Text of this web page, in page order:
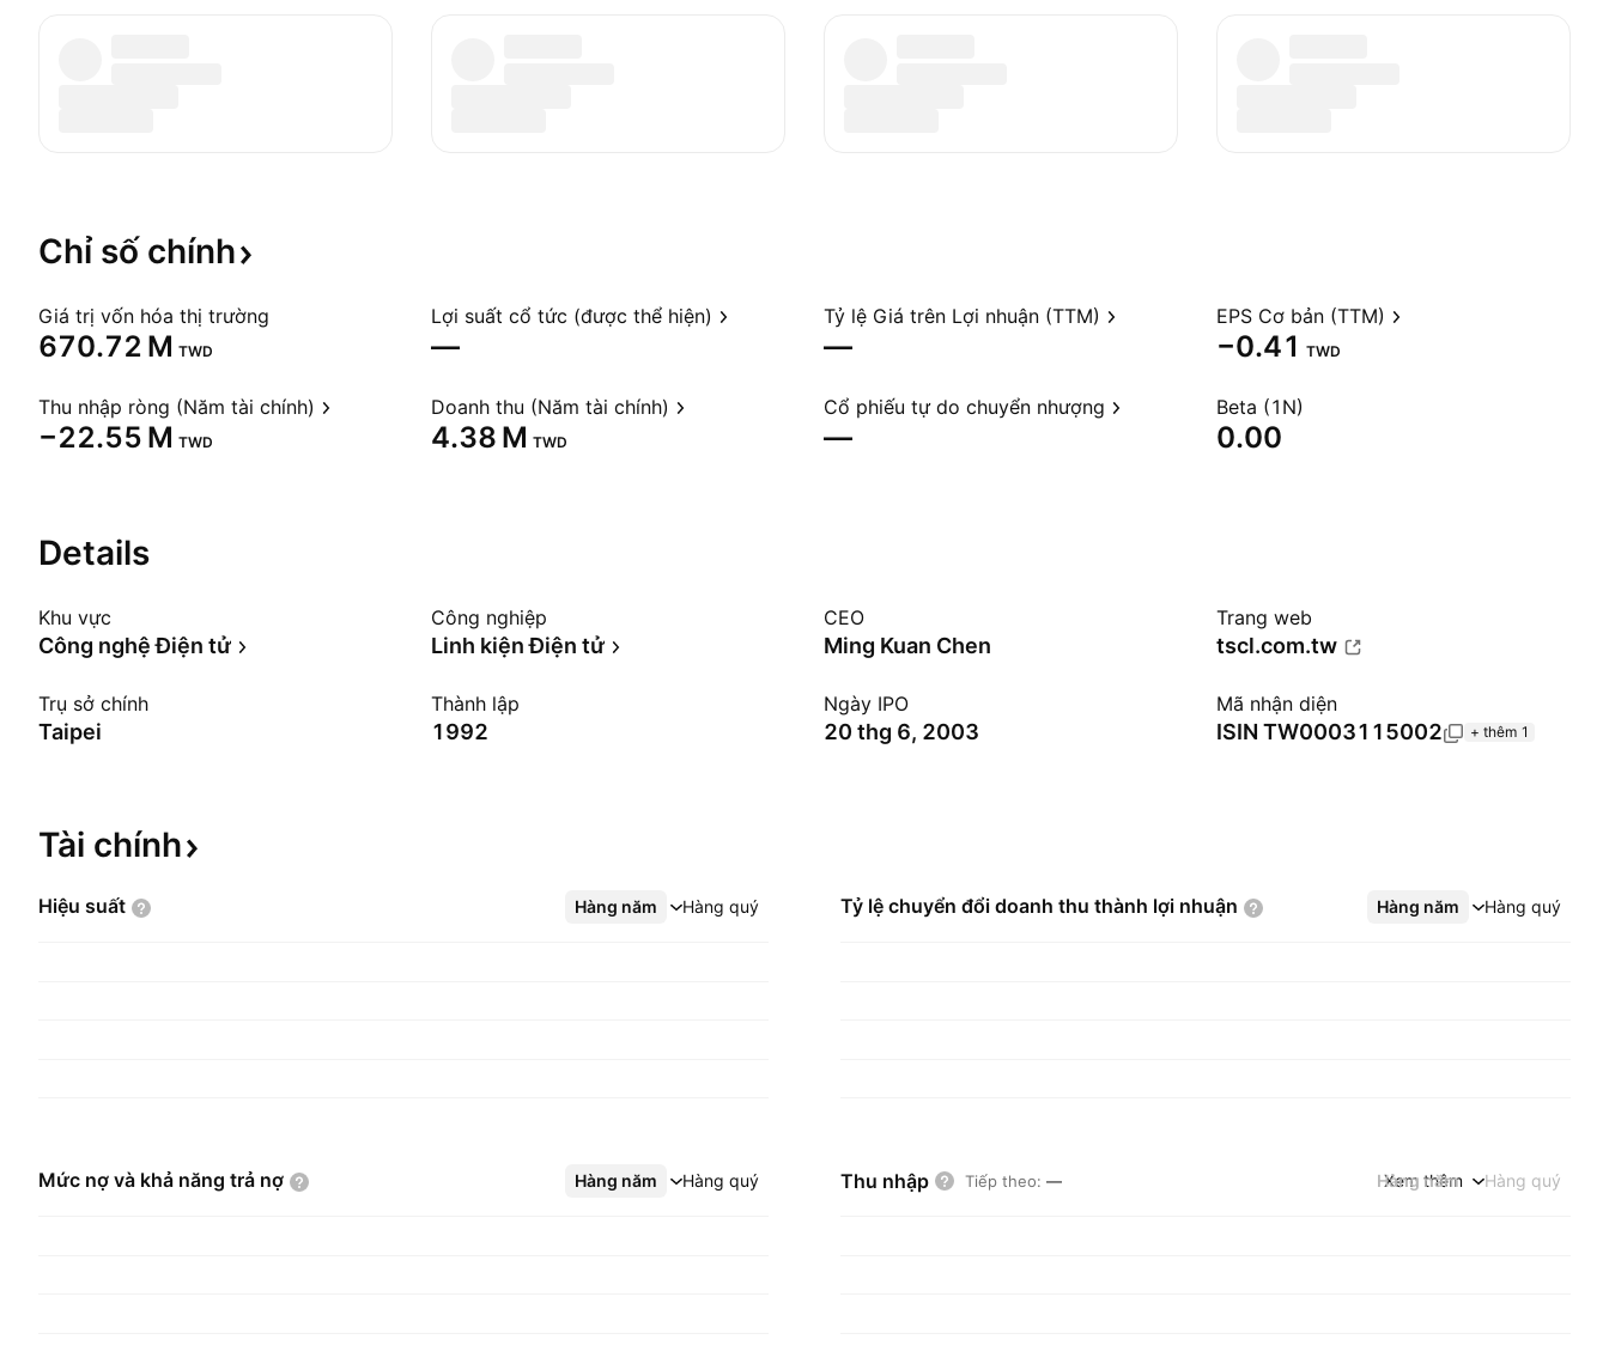
Chỉ số chính
Giá trị vốn hóa thị trường
‪670.72 M‬ TWD
Lợi suất cổ tức (được thể hiện)
—
Tỷ lệ Giá trên Lợi nhuận (TTM)
—
EPS Cơ bản (TTM)
−0.41 TWD
Thu nhập ròng (Năm tài chính)
‪−22.55 M‬ TWD
Doanh thu (Năm tài chính)
‪4.38 M‬ TWD
Cổ phiếu tự do chuyển nhượng
—
Beta (1N)
0.00
Details
Khu vực
Công nghệ Điện tử
Công nghiệp
Linh kiện Điện tử
CEO
Ming Kuan Chen
Trang web
tscl.com.tw
Trụ sở chính
Taipei
Thành lập
1992
Ngày IPO
20 thg 6, 2003
Mã nhận diện
ISIN TW0003115002 + thêm 1
Tài chính
Hiệu suất Hàng năm Hàng quý
Xem thêm Tỷ lệ chuyển đổi doanh thu thành lợi nhuận Hàng năm Hàng quý
Xem thêm
Mức nợ và khả năng trả nợ Hàng năm Hàng quý
Xem thêm Thu nhập Tiếp theo: — Hàng năm Hàng quý
Xem thêm